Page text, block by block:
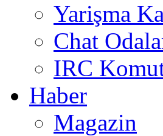
Yarişma
Chat
IRC
Haber
Magazin